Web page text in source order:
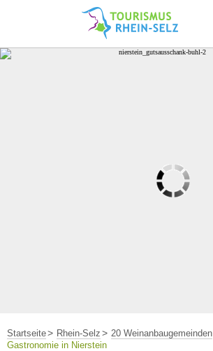
Kultur & Events
Startseite Rhein-Selz 20 Weinanbaugemeinden
Gastronomie in Nierstein